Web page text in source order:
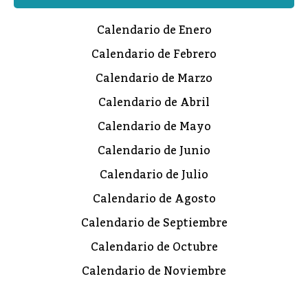
Calendario de Enero
Calendario de Febrero
Calendario de Marzo
Calendario de Abril
Calendario de Mayo
Calendario de Junio
Calendario de Julio
Calendario de Agosto
Calendario de Septiembre
Calendario de Octubre
Calendario de Noviembre